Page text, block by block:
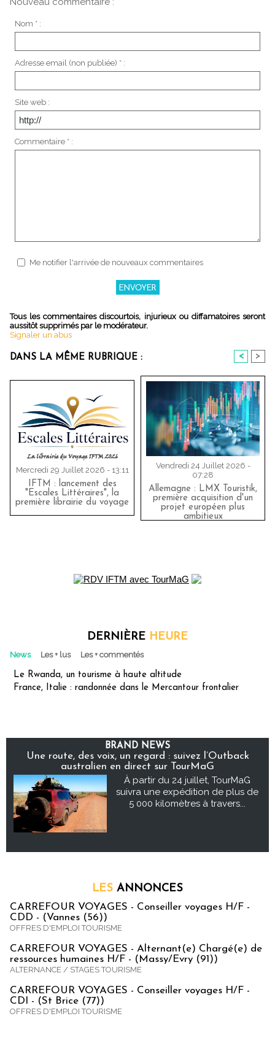
Nom * :
Adresse email (non publiée) * :
Site web :
Commentaire * :
Me notifier l'arrivée de nouveaux commentaires
Tous les commentaires discourtois, injurieux ou diffamatoires seront
aussitôt supprimés par le modérateur.
Signaler un abus
DANS LA MÊME RUBRIQUE : < >
Mercredi 29 Juillet 2026 - 13:11
IFTM : lancement des
"Escales Littéraires", la
première librairie du voyage
Vendredi 24 Juillet 2026 -
07:28
Allemagne : LMX Touristik,
première acquisition d'un
projet européen plus
ambitieux
DERNIÈRE HEURE
News Les + lus Les + commentés
Le Rwanda, un tourisme à haute altitude
France, Italie : randonnée dans le Mercantour frontalier
BRAND NEWS
Une route, des voix, un regard : suivez l’Outback
australien en direct sur TourMaG
À partir du 24 juillet, TourMaG
suivra une expédition de plus de
5 000 kilomètres à travers...
LES ANNONCES
CARREFOUR VOYAGES - Conseiller voyages H/F -
CDD - (Vannes (56))
OFFRES D'EMPLOI TOURISME
CARREFOUR VOYAGES - Alternant(e) Chargé(e) de
ressources humaines H/F - (Massy/Evry (91))
ALTERNANCE / STAGES TOURISME
CARREFOUR VOYAGES - Conseiller voyages H/F -
CDI - (St Brice (77))
OFFRES D'EMPLOI TOURISME